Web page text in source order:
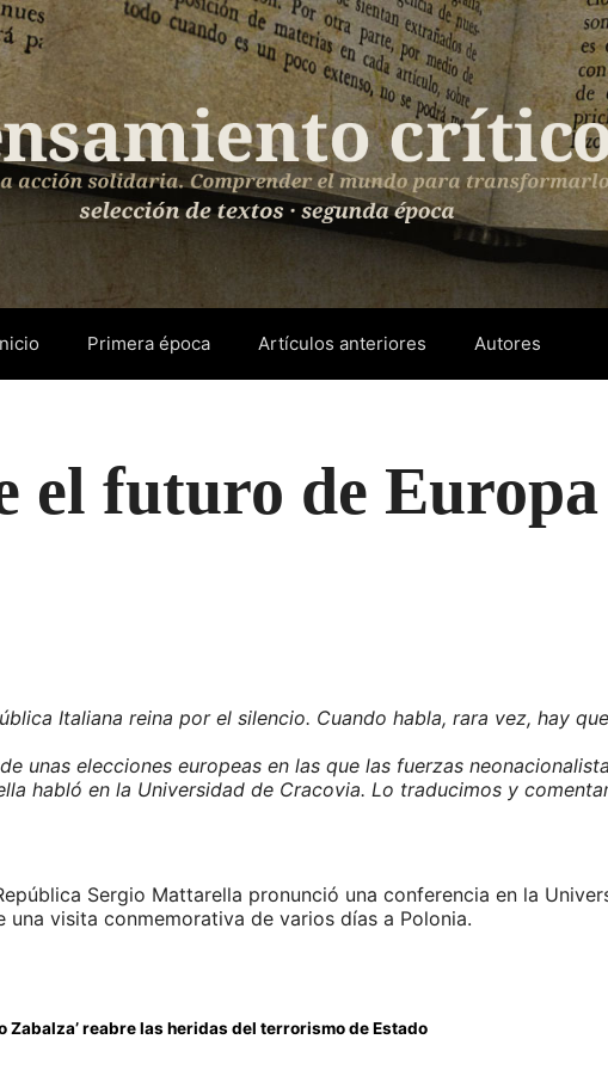
Primera época Artículos anteriores Autores
el futuro de Europa
Italiana reina por el silencio. Cuando habla, rara vez, hay
unas elecciones europeas en las que las fuerzas
habló en la Universidad de Cracovia. Lo traducimos y
Sergio Mattarella pronunció una conferencia en la
visita conmemorativa de varios días a Polonia.
Zabalza’ reabre las heridas del terrorismo de Estado